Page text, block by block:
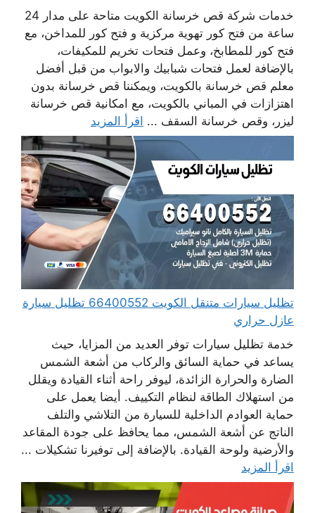
خدمات شركة قص خرسانة الكويت متاحة على مدار 24
ساعة من فتح كور تهوية مركزية و فتح كور للمداخن، مع
فتح كور للمطابخ، وعمل فتحات تخريم للمكيفات،
بالإضافة لعمل فتحات شبابيك والابواب من قبل أفضل
معلم قص خرسانة بالكويت، ويمكننا قص خرسانة بدون
اهتزازات في المباني بالكويت، مع امكانية قص خرسانة
ليزر، وقص خرسانة السقف ... اقرأ المزيد
تظليل سيارات متنقل الكويت 66400552 تظليل سيارة
عازل حراري
خدمة تظليل سيارات توفر العديد من المزايا، حيث
يساعد في حماية السائق والركاب من أشعة الشمس
الضارة والحرارة الزائدة، ليوفر راحة أثناء القيادة ويقلل
من استهلاك الطاقة لنظام التكييف. أيضا يعمل على
حماية العوادم الداخلية للسيارة من التلاشي والتلف
الناتج عن أشعة الشمس، مما يحافظ على جودة المقاعد
والأرضية ولوحة القيادة. بالإضافة إلى توفيرنا تشكيلات ...
اقرأ المزيد